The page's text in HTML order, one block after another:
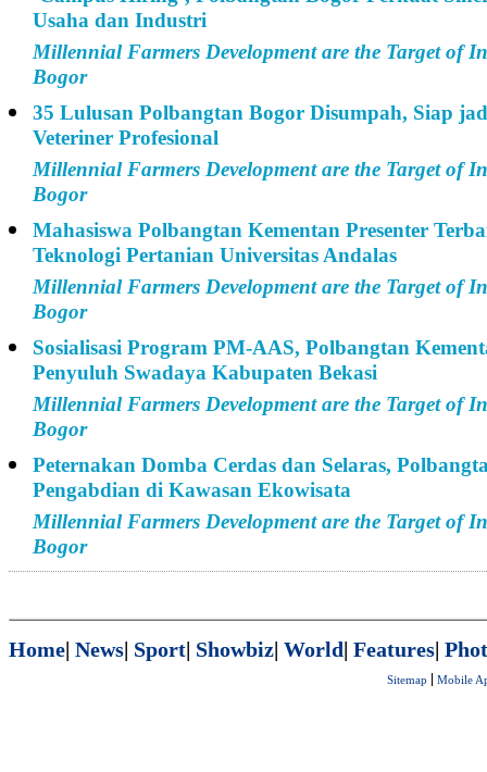
Usaha dan Industri
Millennial Farmers Development are the Target of
Bogor
35 Lulusan Polbangtan Bogor Disumpah, Siap
Veteriner Profesional
Millennial Farmers Development are the Target of
Bogor
Mahasiswa Polbangtan Kementan Presenter
Teknologi Pertanian Universitas Andalas
Millennial Farmers Development are the Target of
Bogor
Sosialisasi Program PM-AAS, Polbangtan
Penyuluh Swadaya Kabupaten Bekasi
Millennial Farmers Development are the Target of
Bogor
Peternakan Domba Cerdas dan Selaras,
Pengabdian di Kawasan Ekowisata
Millennial Farmers Development are the Target of
Bogor
Home| News| Sport| Showbiz| World| Features|
Sitemap Mobile